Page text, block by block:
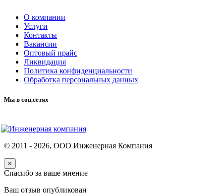
О компании
Услуги
Контакты
Вакансии
Оптовый прайс
Ликвидация
Политика конфиденциальности
Обработка персональных данных
Мы в соц.сетях
© 2011 - 2026, ООО Инженерная Компания
×
Спасибо за ваше мнение
Ваш отзыв опубликован